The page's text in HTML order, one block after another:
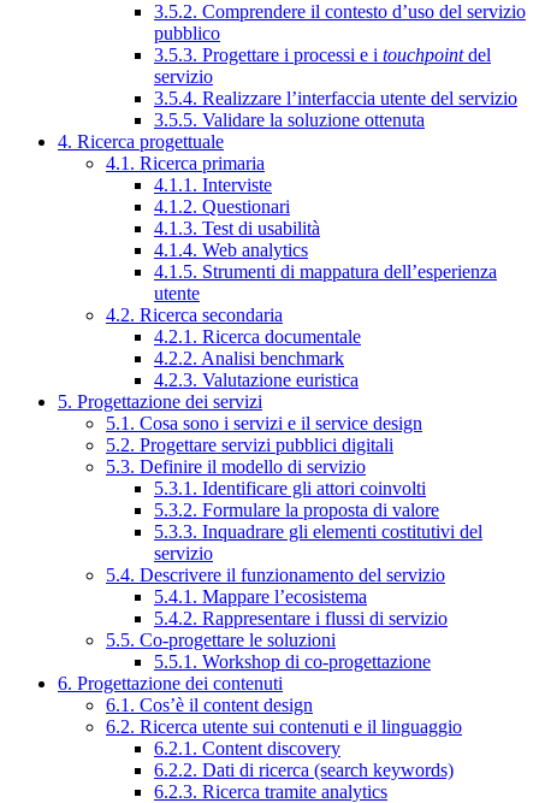
3.5.2. Comprendere il contesto d’uso del servizio
pubblico
3.5.3. Progettare i processi e i touchpointdel
servizio
3.5.4. Realizzare l’interfaccia utente del servizio
3.5.5. Validare la soluzione ottenuta
4. Ricerca progettuale
4.1. Ricerca primaria
4.1.1. Interviste
4.1.2. Questionari
4.1.3. Test di usabilità
4.1.4. Web analytics
4.1.5. Strumenti di mappatura dell’esperienza
utente
4.2. Ricerca secondaria
4.2.1. Ricerca documentale
4.2.2. Analisi benchmark
4.2.3. Valutazione euristica
5. Progettazione dei servizi
5.1. Cosa sono i servizi e il service design
5.2. Progettare servizi pubblici digitali
5.3. Definire il modello di servizio
5.3.1. Identificare gli attori coinvolti
5.3.2. Formulare la proposta di valore
5.3.3. Inquadrare gli elementi costitutivi del
servizio
5.4. Descrivere il funzionamento del servizio
5.4.1. Mappare l’ecosistema
5.4.2. Rappresentare i flussi di servizio
5.5. Co-progettare le soluzioni
5.5.1. Workshop di co-progettazione
6. Progettazione dei contenuti
6.1. Cos’è il content design
6.2. Ricerca utente sui contenuti e il linguaggio
6.2.1. Content discovery
6.2.2. Dati di ricerca (search keywords)
6.2.3. Ricerca tramite analytics